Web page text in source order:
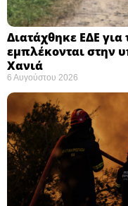
Διατάχθηκε ΕΔΕ
εμπλέκονται στην
Χανιά
6 Αυγούστου 2026